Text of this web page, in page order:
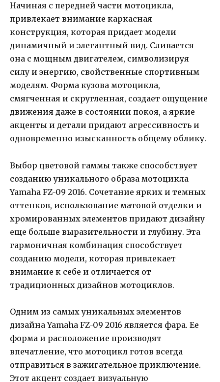
Начиная с передней части мотоцикла,
привлекает внимание каркасная
конструкция, которая придает модели
динамичный и элегантный вид. Сливается
она с мощным двигателем, символизируя
силу и энергию, свойственные спортивным
моделям. Форма кузова мотоцикла,
смягченная и скругленная, создает ощущение
движения даже в состоянии покоя, а яркие
акценты и детали придают агрессивность и
одновременно изысканность общему облику.
Выбор цветовой гаммы также способствует
созданию уникального образа мотоцикла
Yamaha FZ-09 2016. Сочетание ярких и темных
оттенков, использование матовой отделки и
хромированных элементов придают дизайну
еще больше выразительности и глубину. Эта
гармоничная комбинация способствует
созданию модели, которая привлекает
внимание к себе и отличается от
традиционных дизайнов мотоциклов.
Одним из самых уникальных элементов
дизайна Yamaha FZ-09 2016 является фара. Ее
форма и расположение производят
впечатление, что мотоцикл готов всегда
отправиться в зажигательное приключение.
Этот акцент создает визуальную